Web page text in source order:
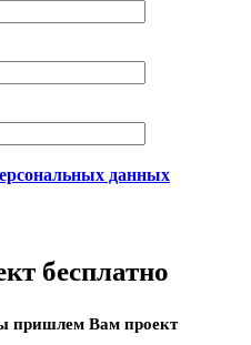
данных
бесплатно
пришлем Вам проект